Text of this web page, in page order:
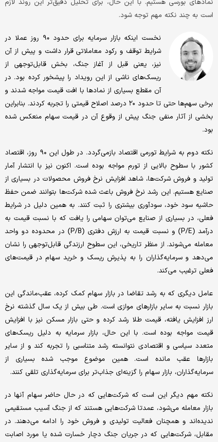
نمادهای بورسی هستیم. با این حال، برای تحلیل دقیق‌تر این روند لازم
است به چند نکته مهم توجه شود.
نخست اینکه بازار سرمایه برای حدود ۹۰ روز عملا در
شرایط توقف و رکود معاملاتی قرار داشت و پیش از آن
نیز، یعنی قبل از آغاز جنگ، بخش قابل‌توجهی از
ریسک‌های ناشی از این رویداد را پیشخور کرده بود. در
آن مقطع بسیاری از نمادها با افت قیمت مواجه شدند و
برخی سهم‌ها حتی تا حدود ۲۰ درصد اصلاح قیمتی را تجربه کردند. بنابراین
بخشی از آثار منفی جنگ پیش از وقوع آن در قیمت سهام منعکس شده
بود.
نکته دوم به شرایط تورمی اقتصاد بازمی‌گردد. در طول این ۹۰ روز، اقتصاد
کشور با سطوح بالایی از تورم مواجه بوده است. اکنون نیز با انتشار آمار
تولید و فروش شرکت‌ها، شاهد افزایش نرخ فروش محصولات در بسیاری از
صنایع هستیم. این رشد نرخ فروش باعث شده شرکت‌ها بتوانند ضمن حفظ
حاشیه سود خود، سودآوری بیشتری را ثبت کنند. به همین دلیل در شرایط
فعلی، در بسیاری از صنایع می‌توان سهامی را یافت که با نسبت قیمت به
درآمد (P/E) و نسبت قیمت به ارزش دفتری (P/B) در محدوده دو واحد
معامله می‌شوند. از منظر تاریخی، این سطوح ارزندگی قابل‌توجهی را نشان
می‌دهد و سرمایه‌گذاران را به پذیرش ریسک و خرید سهام در قیمت‌های
فعلی ترغیب می‌کند.
عامل دیگری که به رشد تقاضا در بازار سهام کمک کرده، عقب‌ماندگی این
بازار نسبت به سایر بازارهای موازی است. طی بیش از یک سال گذشته نرخ
ارز افزایش یافته، قیمت طلا رشد کرده و حتی بازار مسکن نیز با افزایش
قیمت مواجه بوده است. با این حال، بازار سرمایه به دلیل ریسک‌های
متعدد سیاسی و اقتصادی نتوانسته رشد متناسبی را تجربه کند و از سایر
بازارها عقب مانده است. همین موضوع موجب شده بسیاری از
سرمایه‌گذاران، بازار سهام را گزینه‌ای جذاب‌تر برای سرمایه‌گذاری تلقی کنند.
نکته مهم دیگر این است که شرکت‌هایی که در حال حاضر سهام آنها در
بازار معامله می‌شود، عمدتا شرکت‌هایی هستند که از جنگ آسیب مستقیمی
ندیده‌اند و همچنان فعالیت تولیدی و فروش خود را ادامه می‌دهند. در
مقابل، شرکت‌هایی که در جریان جنگ دچار خسارت شده یا مورد اصابت